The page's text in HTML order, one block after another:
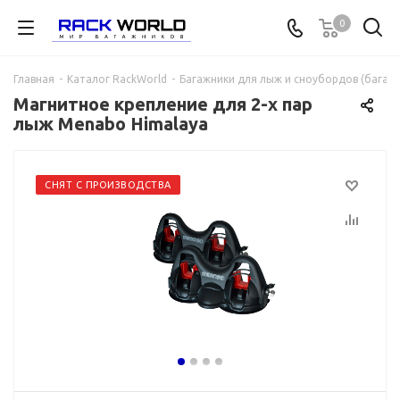
0
Главная - Каталог RackWorld - Багажники для лыж и сноубордов
Магнитное крепление для 2-х пар
лыж Menabo Himalaya
СНЯТ С ПРОИЗВОДСТВА